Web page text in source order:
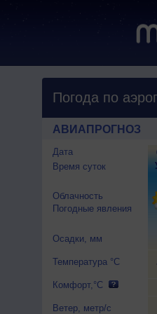
Погода по
АВИАПРОГНОЗ
Дата
Время суток
Облачность
Погодные явления
Осадки, мм
Температура °C
Комфорт,°C
Ветер, метр/с